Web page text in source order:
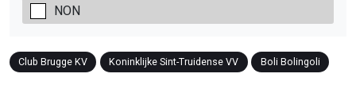
NON
Club Brugge KV Koninklijke Sint-Truidense VV Boli Bolingoli